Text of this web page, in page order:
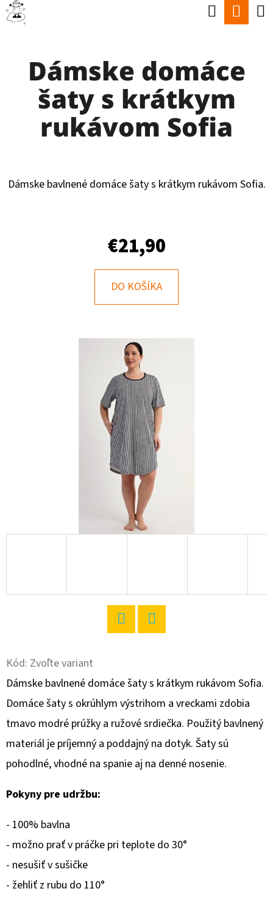
Prejsť
Hľadať
Dámske domáce
šaty s krátkym
rukávom Sofia
Dámske bavlnené domáce šaty s krátkym rukávom Sofia.
€21,90
DO KOŠÍKA
Kód: Zvoľte variant
Dámske bavlnené domáce šaty s krátkym rukávom Sofia.
Domáce šaty s okrúhlym výstrihom a vreckami zdobia
tmavo modré prúžky a ružové srdiečka. Použitý bavlnený
materiál je príjemný a poddajný na dotyk. Šaty sú
pohodlné, vhodné na spanie aj na denné nosenie.
Pokyny pre udržbu:
- 100% bavlna
- možno prať v práčke pri teplote do 30°
- nesušiť v sušičke
- žehliť z rubu do 110°
K
O
R
HĽADAŤ
D
Ú
Č
A
M
E
DÁMSKE
DOMÁCE
S
DLHÝM
VIANOCE
€20,90